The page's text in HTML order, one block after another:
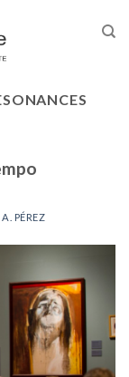
PÉREZ